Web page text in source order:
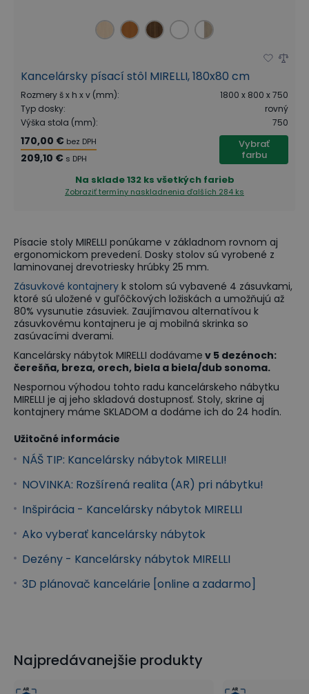
Kancelársky písací stôl MIRELLI, 180x80 cm
Rozmery š x h x v (mm):
1800 x 800 x 750
Typ dosky:
rovný
Výška stola (mm): 750
170,00 € bez DPH
209,10 € s DPH
Vybrať
farbu
Na sklade132 ks všetkých farieb
Zobraziť termíny naskladnenia ďalších 284 ks
Písacie stoly MIRELLI ponúkame v základnom rovnom aj
ergonomickom prevedení. Dosky stolov sú vyrobené z
laminovanej drevotriesky hrúbky 25 mm.
Zásuvkové kontajnery k stolom sú vybavené 4 zásuvkami,
ktoré sú uložené v guľôčkových ložiskách a umožňujú až
80% vysunutie zásuviek. Zaujímavou alternatívou k
zásuvkovému kontajneru je aj mobilná skrinka so
zasúvacími dverami.
Kancelársky nábytok MIRELLI dodávame v 5 dezénoch:
čerešňa, breza, orech, biela a biela/dub sonoma.
Nespornou výhodou tohto radu kancelárskeho nábytku
MIRELLI je aj jeho skladová dostupnosť. Stoly, skrine aj
kontajnery máme SKLADOM a dodáme ich do 24 hodín.
Užitočné informácie
NÁŠ TIP: Kancelársky nábytok MIRELLI!
NOVINKA: Rozšírená realita (AR) pri nábytku!
Inšpirácia - Kancelársky nábytok MIRELLI
Ako vyberať kancelársky nábytok
Dezény - Kancelársky nábytok MIRELLI
3D plánovač kancelárie [online a zadarmo]
Najpredávanejšie produkty